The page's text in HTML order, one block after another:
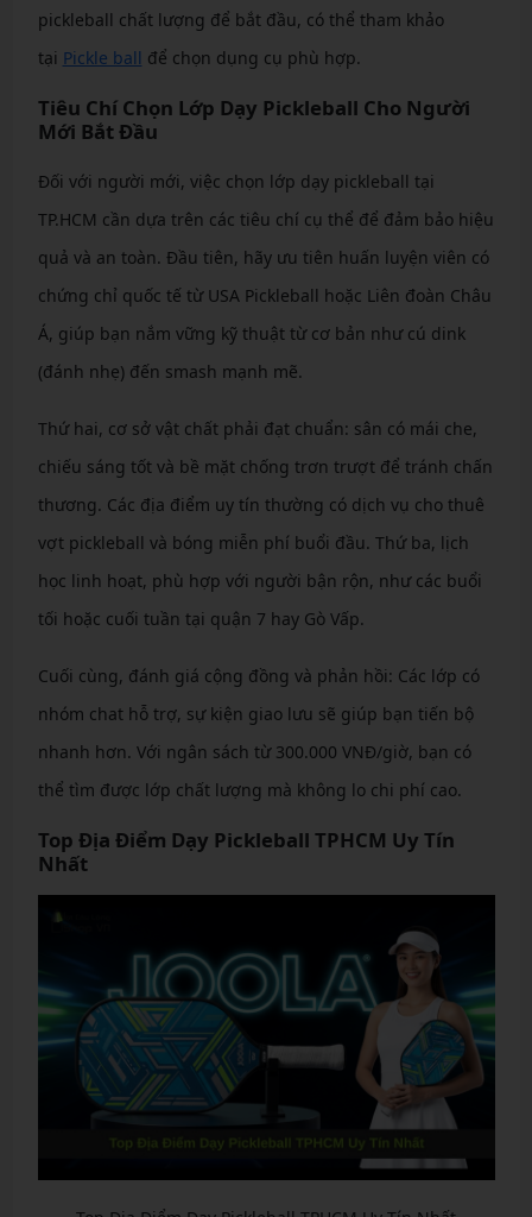
pickleball chất lượng để bắt đầu, có thể tham khảo
tại Pickle ball để chọn dụng cụ phù hợp.
Tiêu Chí Chọn Lớp Dạy Pickleball Cho Người
Mới Bắt Đầu
Đối với người mới, việc chọn lớp dạy pickleball tại
TP.HCM cần dựa trên các tiêu chí cụ thể để đảm bảo hiệu
quả và an toàn. Đầu tiên, hãy ưu tiên huấn luyện viên có
chứng chỉ quốc tế từ USA Pickleball hoặc Liên đoàn Châu
Á, giúp bạn nắm vững kỹ thuật từ cơ bản như cú dink
(đánh nhẹ) đến smash mạnh mẽ.
Thứ hai, cơ sở vật chất phải đạt chuẩn: sân có mái che,
chiếu sáng tốt và bề mặt chống trơn trượt để tránh chấn
thương. Các địa điểm uy tín thường có dịch vụ cho thuê
vợt pickleball và bóng miễn phí buổi đầu. Thứ ba, lịch
học linh hoạt, phù hợp với người bận rộn, như các buổi
tối hoặc cuối tuần tại quận 7 hay Gò Vấp.
Cuối cùng, đánh giá cộng đồng và phản hồi: Các lớp có
nhóm chat hỗ trợ, sự kiện giao lưu sẽ giúp bạn tiến bộ
nhanh hơn. Với ngân sách từ 300.000 VNĐ/giờ, bạn có
thể tìm được lớp chất lượng mà không lo chi phí cao.
Top Địa Điểm Dạy Pickleball TPHCM Uy Tín
Nhất